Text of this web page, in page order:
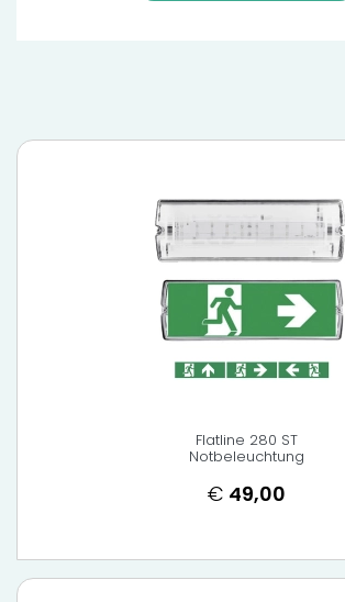
Flatline 280 ST
Notbeleuchtung
€ 49,00